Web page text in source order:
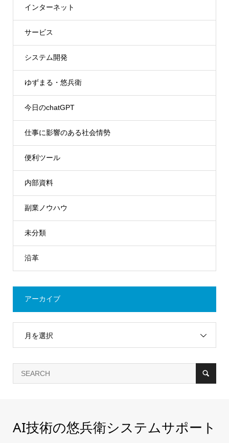
インターネット
サービス
システム開発
ゆずまる・悠兵衛
今日のchatGPT
仕事に影響のある社会情勢
便利ツール
内部資料
副業ノウハウ
未分類
沿革
アーカイブ
月を選択
AI技術の悠兵衛システムサポート